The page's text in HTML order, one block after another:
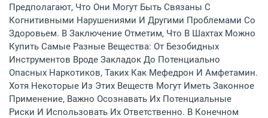
Предполагают, Что Они Могут Быть Связаны С
Когнитивными Нарушениями И Другими Проблемами Со
Здоровьем. В Заключение Отметим, Что В Шахтах Можно
Купить Самые Разные Вещества: От Безобидных
Инструментов Вроде Закладок До Потенциально
Опасных Наркотиков, Таких Как Мефедрон И Амфетамин.
Хотя Некоторые Из Этих Веществ Могут Иметь Законное
Применение, Важно Осознавать Их Потенциальные
Риски И Использовать Их Ответственно. В Конечном